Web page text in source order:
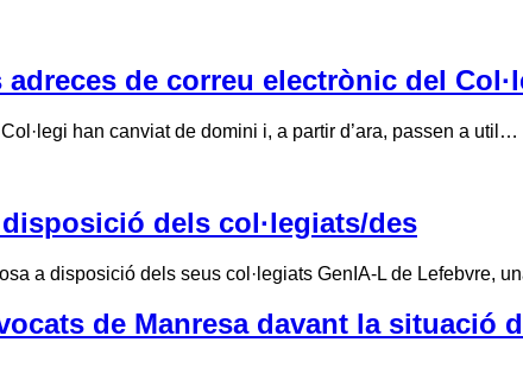
de correu electrònic del
han canviat de domini i, a partir d’ara, passen a util…
dels col·legiats/des
a disposició dels seus col·legiats GenIA-L de Lefebvre,
de Manresa davant la situació